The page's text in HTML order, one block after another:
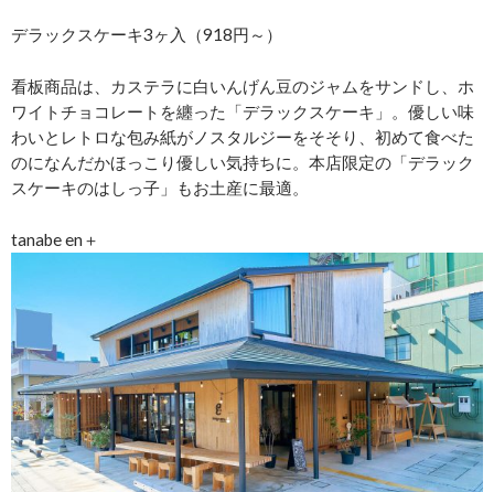
デラックスケーキ3ヶ入（918円～）
看板商品は、カステラに白いんげん豆のジャムをサンドし、ホ
ワイトチョコレートを纏った「デラックスケーキ」。優しい味
わいとレトロな包み紙がノスタルジーをそそり、初めて食べた
のになんだかほっこり優しい気持ちに。本店限定の「デラック
スケーキのはしっ子」もお土産に最適。
tanabe en＋